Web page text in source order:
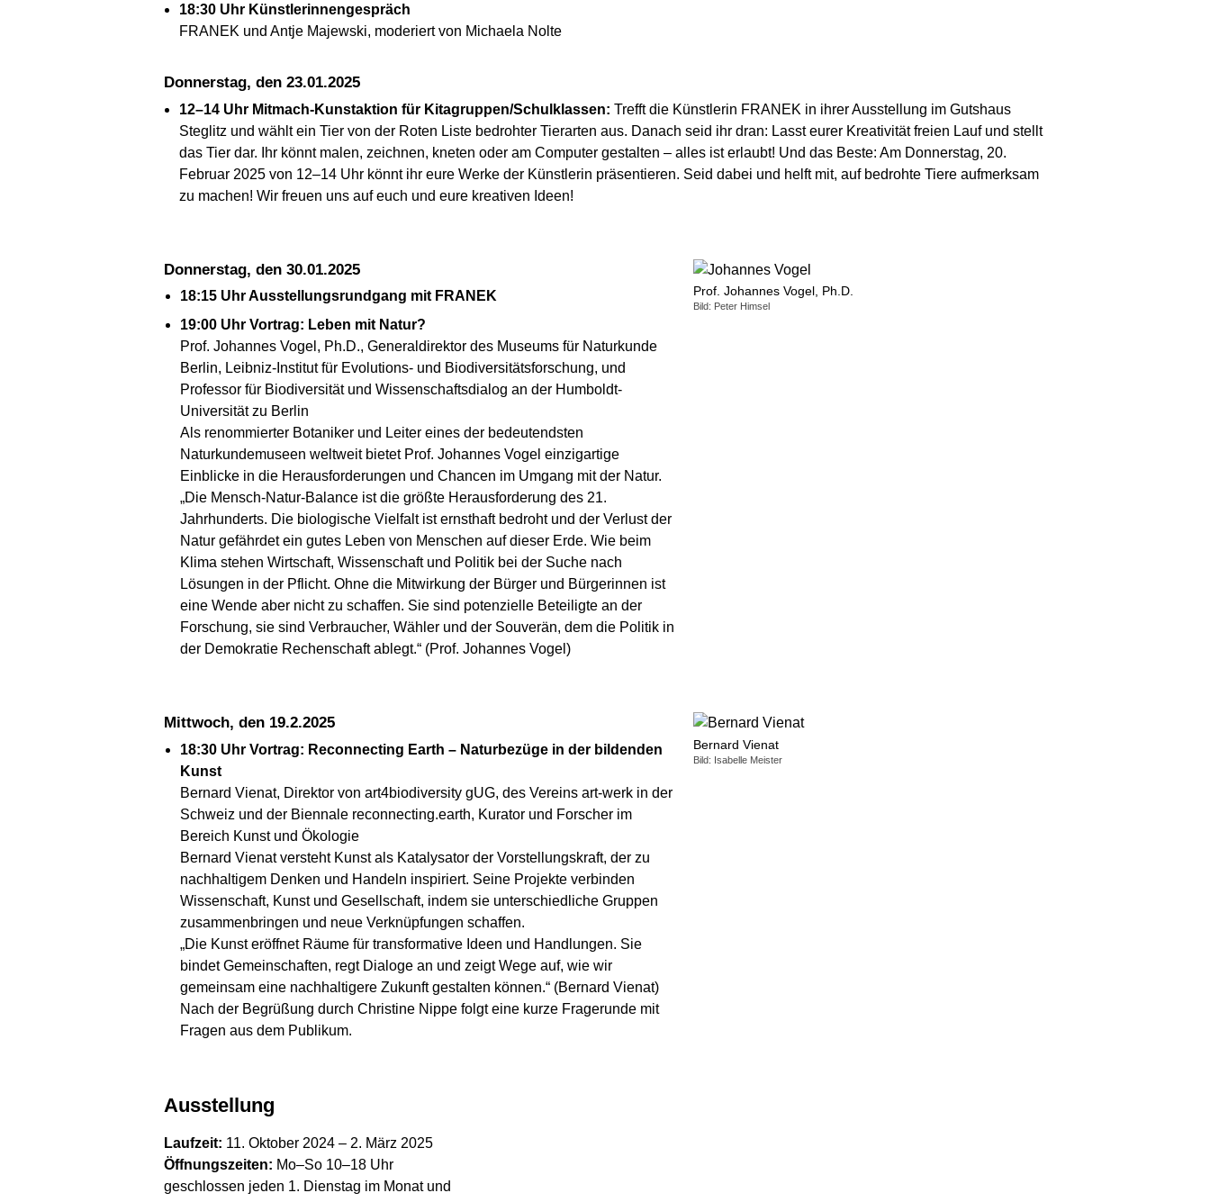
18:30 Uhr Künstlerinnengespräch
FRANEK und Antje Majewski, moderiert von Michaela Nolte
Donnerstag, den 23.01.2025
12–14 Uhr Mitmach-Kunstaktion für Kitagruppen/Schulklassen: Trefft die Künstlerin FRANEK in ihrer Ausstellung im Gutshaus
Steglitz und wählt ein Tier von der Roten Liste bedrohter Tierarten aus. Danach seid ihr dran: Lasst eurer Kreativität freien Lauf und stellt
das Tier dar. Ihr könnt malen, zeichnen, kneten oder am Computer gestalten – alles ist erlaubt! Und das Beste: Am Donnerstag, 20.
Februar 2025 von 12–14 Uhr könnt ihr eure Werke der Künstlerin präsentieren. Seid dabei und helft mit, auf bedrohte Tiere aufmerksam
zu machen! Wir freuen uns auf euch und eure kreativen Ideen!
Prof. Johannes Vogel, Ph.D.
Bild: Peter Himsel
Donnerstag, den 30.01.2025
18:15 Uhr Ausstellungsrundgang mit FRANEK
19:00 Uhr Vortrag: Leben mit Natur?
Prof. Johannes Vogel, Ph.D., Generaldirektor des Museums für Naturkunde
Berlin, Leibniz-Institut für Evolutions- und Biodiversitätsforschung, und
Professor für Biodiversität und Wissenschaftsdialog an der Humboldt-
Universität zu Berlin
Als renommierter Botaniker und Leiter eines der bedeutendsten
Naturkundemuseen weltweit bietet Prof. Johannes Vogel einzigartige
Einblicke in die Herausforderungen und Chancen im Umgang mit der Natur.
„Die Mensch-Natur-Balance ist die größte Herausforderung des 21.
Jahrhunderts. Die biologische Vielfalt ist ernsthaft bedroht und der Verlust der
Natur gefährdet ein gutes Leben von Menschen auf dieser Erde. Wie beim
Klima stehen Wirtschaft, Wissenschaft und Politik bei der Suche nach
Lösungen in der Pflicht. Ohne die Mitwirkung der Bürger und Bürgerinnen ist
eine Wende aber nicht zu schaffen. Sie sind potenzielle Beteiligte an der
Forschung, sie sind Verbraucher, Wähler und der Souverän, dem die Politik in
der Demokratie Rechenschaft ablegt.“ (Prof. Johannes Vogel)
Bernard Vienat
Bild: Isabelle Meister
Mittwoch, den 19.2.2025
18:30 Uhr Vortrag: Reconnecting Earth – Naturbezüge in der bildenden
Kunst
Bernard Vienat, Direktor von art4biodiversity gUG, des Vereins art-werk in der
Schweiz und der Biennale reconnecting.earth, Kurator und Forscher im
Bereich Kunst und Ökologie
Bernard Vienat versteht Kunst als Katalysator der Vorstellungskraft, der zu
nachhaltigem Denken und Handeln inspiriert. Seine Projekte verbinden
Wissenschaft, Kunst und Gesellschaft, indem sie unterschiedliche Gruppen
zusammenbringen und neue Verknüpfungen schaffen.
„Die Kunst eröffnet Räume für transformative Ideen und Handlungen. Sie
bindet Gemeinschaften, regt Dialoge an und zeigt Wege auf, wie wir
gemeinsam eine nachhaltigere Zukunft gestalten können.“ (Bernard Vienat)
Nach der Begrüßung durch Christine Nippe folgt eine kurze Fragerunde mit
Fragen aus dem Publikum.
Ausstellung
Laufzeit: 11. Oktober 2024 – 2. März 2025
Öffnungszeiten: Mo–So 10–18 Uhr
geschlossen jeden 1. Dienstag im Monat und